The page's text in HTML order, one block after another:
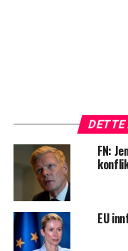
DETTE
FN:
EU